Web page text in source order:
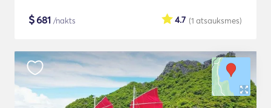
$681 /nakts (1 atsauksmes)
4.7